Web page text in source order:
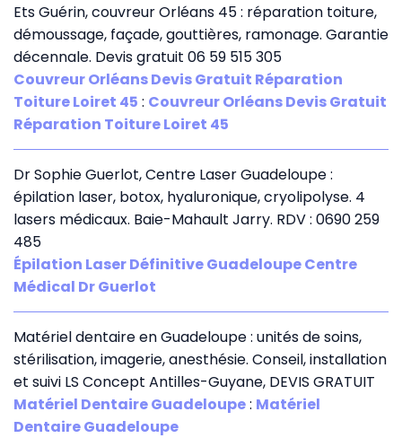
Ets Guérin, couvreur Orléans 45 : réparation toiture,
démoussage, façade, gouttières, ramonage. Garantie
décennale. Devis gratuit 06 59 515 305
Couvreur Orléans Devis Gratuit Réparation
Toiture Loiret 45 : Couvreur Orléans Devis Gratuit
Réparation Toiture Loiret 45
Dr Sophie Guerlot, Centre Laser Guadeloupe :
épilation laser, botox, hyaluronique, cryolipolyse. 4
lasers médicaux. Baie-Mahault Jarry. RDV : 0690 259
485
Épilation Laser Définitive Guadeloupe Centre
Médical Dr Guerlot
Matériel dentaire en Guadeloupe : unités de soins,
stérilisation, imagerie, anesthésie. Conseil, installation
et suivi LS Concept Antilles-Guyane, DEVIS GRATUIT
Matériel Dentaire Guadeloupe: Matériel
Dentaire Guadeloupe